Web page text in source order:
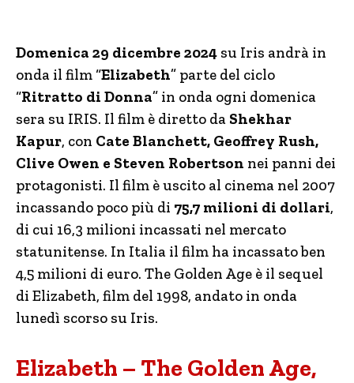
Domenica 29 dicembre 2024 su Iris andrà in
onda il film “Elizabeth” parte del ciclo
“Ritratto di Donna” in onda ogni domenica
sera su IRIS. Il film è diretto da Shekhar
Kapur, con Cate Blanchett, Geoffrey Rush,
Clive Owen e Steven Robertson nei panni dei
protagonisti. Il film è uscito al cinema nel 2007
incassando poco più di 75,7 milioni di dollari,
di cui 16,3 milioni incassati nel mercato
statunitense. In Italia il film ha incassato ben
4,5 milioni di euro. The Golden Age è il sequel
di Elizabeth, film del 1998, andato in onda
lunedì scorso su Iris.
Elizabeth – The Golden Age,